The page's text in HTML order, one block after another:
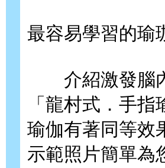
最容易學習的瑜
介紹激發腦內
「龍村式．手
瑜伽有著同等效
示範照片簡單為